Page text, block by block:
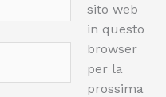
sito web
in questo
browser
per la
prossima